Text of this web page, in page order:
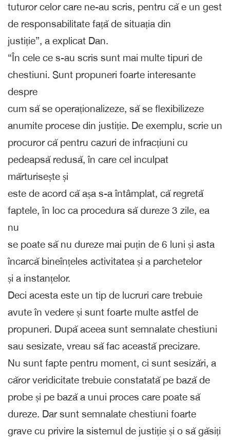
tuturor celor care ne-au scris, pentru că e un gest
de responsabilitate față de situația din
justiție”, a explicat Dan.
“În cele ce s-au scris sunt mai multe tipuri de
chestiuni. Sunt propuneri foarte interesante
despre
cum să se operaționalizeze, să se flexibilizeze
anumite procese din justiție. De exemplu, scrie un
procuror că pentru cazuri de infracțiuni cu
pedeapsă redusă, în care cel inculpat
mărturisește și
este de acord că așa s-a întâmplat, că regretă
faptele, în loc ca procedura să dureze 3 zile, ea
nu
se poate să nu dureze mai puțin de 6 luni și asta
încarcă bineînțeles activitatea și a parchetelor
și a instanțelor.
Deci acesta este un tip de lucruri care trebuie
avute în vedere și sunt foarte multe astfel de
propuneri. După aceea sunt semnalate chestiuni
sau sesizate, vreau să fac această precizare.
Nu sunt fapte pentru moment, ci sunt sesizări, a
căror veridicitate trebuie constatată pe bază de
probe și pe bază a unui proces care poate să
dureze. Dar sunt semnalate chestiuni foarte
grave cu privire la sistemul de justiție și o să găsiți